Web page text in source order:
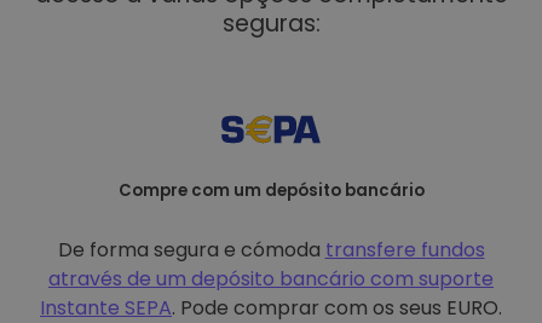
seguras:
Compre com um depósito bancário
De forma segura e cómoda transfere fundos
através de um depósito bancário com suporte
Instante SEPA. Pode comprar com os seus EURO.